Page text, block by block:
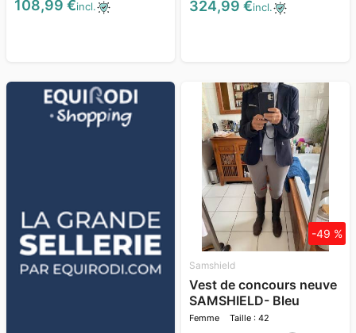
108,99 €incl. 324,99 €incl.
Samshield
Vest de concours neuve
SAMSHIELD- Bleu
marine-
Femme Taille : 42
-49 %